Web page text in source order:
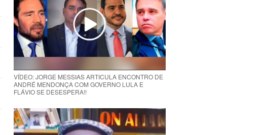
VÍDEO: JORGE MESSIAS ARTICULA ENCONTRO DE
ANDRÉ MENDONÇA COM GOVERNO LULA E
FLÁVIO SE DESESPERA!!